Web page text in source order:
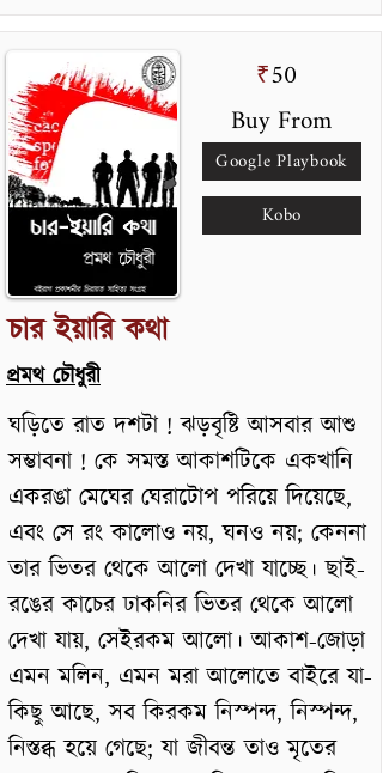
₹50
Buy From
Google Playbook
Kobo
চার ইয়ারি কথা
প্রমথ চৌধুরী
ঘড়িতে রাত দশটা ! ঝড়বৃষ্টি আসবার আশু
সম্ভাবনা ! কে সমস্ত আকাশটিকে একখানি
একরঙা মেঘের ঘেরাটোপ পরিয়ে দিয়েছে,
এবং সে রং কালোও নয়, ঘনও নয়; কেননা
তার ভিতর থেকে আলো দেখা যাচ্ছে। ছাই-
রঙের কাচের ঢাকনির ভিতর থেকে আলো
দেখা যায়, সেইরকম আলো। আকাশ-জোড়া
এমন মলিন, এমন মরা আলোতে বাইরে যা-
কিছু আছে, সব কিরকম নিস্পন্দ, নিস্পন্দ,
নিস্তব্ধ হয়ে গেছে; যা জীবন্ত তাও মৃতের